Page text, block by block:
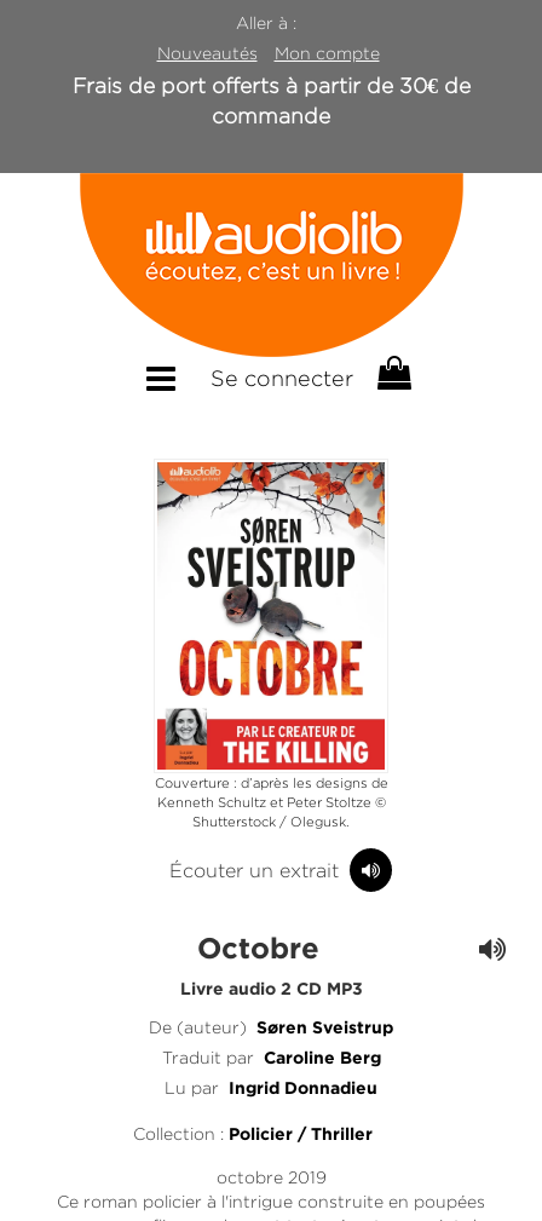
Aller à :
Nouveautés
Mon compte
Frais de port offerts à partir de 30€ de
commande
Se connecter
Couverture : d’après les designs de
Kenneth Schultz et Peter Stoltze ©
Shutterstock / Olegusk.
Écouter un extrait
Octobre
Livre audio 2 CD MP3
De (auteur) Søren Sveistrup
Traduit par Caroline Berg
Lu par Ingrid Donnadieu
Collection : Policier / Thriller
octobre 2019
Ce roman policier à l'intrigue construite en poupées